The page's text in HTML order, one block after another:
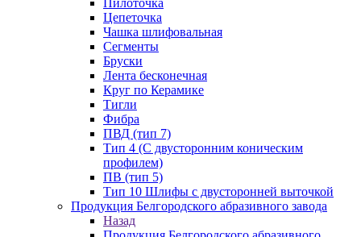
Пилоточка
Цепеточка
Чашка шлифовальная
Сегменты
Бруски
Лента бесконечная
Круг по Керамике
Тигли
Фибра
ПВД (тип 7)
Тип 4 (С двусторонним коническим
профилем)
ПВ (тип 5)
Тип 10 Шлифы с двусторонней выточкой
Продукция Белгородского абразивного завода
Назад